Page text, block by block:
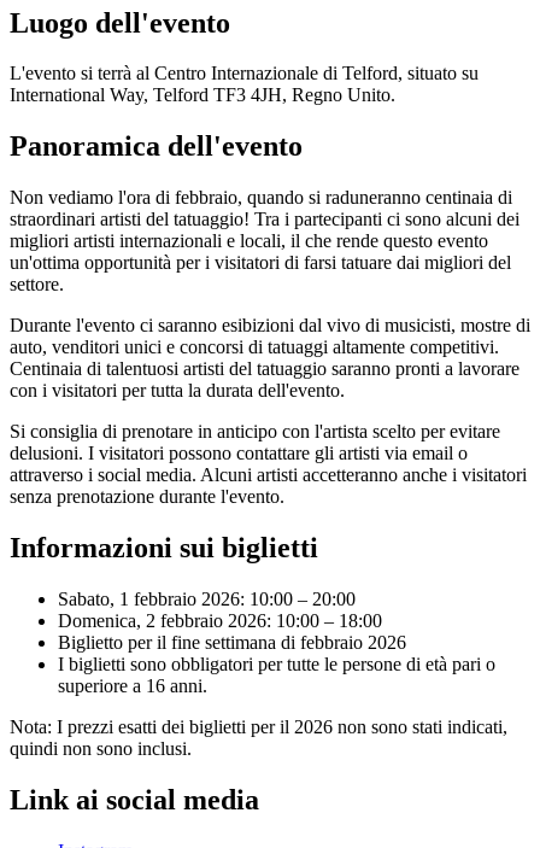
Luogo dell'evento
L'evento si terrà al Centro Internazionale di Telford, situato su
International Way, Telford TF3 4JH, Regno Unito.
Panoramica dell'evento
Non vediamo l'ora di febbraio, quando si raduneranno centinaia di
straordinari artisti del tatuaggio! Tra i partecipanti ci sono alcuni dei
migliori artisti internazionali e locali, il che rende questo evento
un'ottima opportunità per i visitatori di farsi tatuare dai migliori del
settore.
Durante l'evento ci saranno esibizioni dal vivo di musicisti, mostre di
auto, venditori unici e concorsi di tatuaggi altamente competitivi.
Centinaia di talentuosi artisti del tatuaggio saranno pronti a lavorare
con i visitatori per tutta la durata dell'evento.
Si consiglia di prenotare in anticipo con l'artista scelto per evitare
delusioni. I visitatori possono contattare gli artisti via email o
attraverso i social media. Alcuni artisti accetteranno anche i visitatori
senza prenotazione durante l'evento.
Informazioni sui biglietti
Sabato, 1 febbraio 2026: 10:00 – 20:00
Domenica, 2 febbraio 2026: 10:00 – 18:00
Biglietto per il fine settimana di febbraio 2026
I biglietti sono obbligatori per tutte le persone di età pari o
superiore a 16 anni.
Nota: I prezzi esatti dei biglietti per il 2026 non sono stati indicati,
quindi non sono inclusi.
Link ai social media